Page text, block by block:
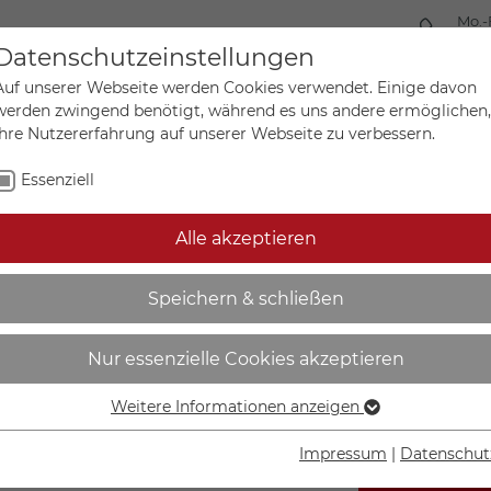
Mein
Sonderanfertigungen
IN DEN
unserer Webseite werden Cookies verwendet. Einige davon
zwingend benötigt, während es uns andere ermöglichen,
Nutzererfahrung auf unserer Webseite zu verbessern.
Essenziell
Alle akzeptieren
Speichern & schließen
Nur essenzielle Cookies akzeptieren
Essenzielle Cookies werden für grundlegende Funktionen der
Weitere Informationen anzeigen
Impressum